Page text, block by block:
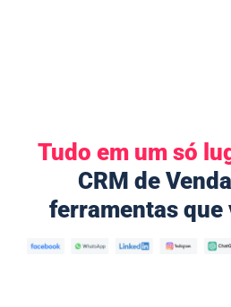
Tudo em um só
CRM de
ferramentas que